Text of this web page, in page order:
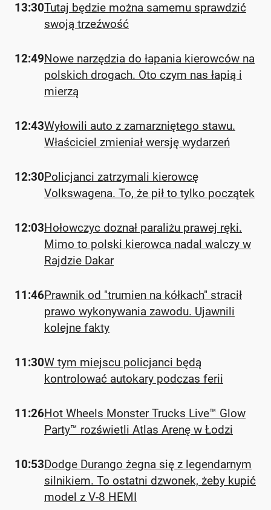
13:30Tutaj będzie można samemu sprawdzić
swoją trzeźwość
12:49Nowe narzędzia do łapania kierowców na
polskich drogach. Oto czym nas łapią i
mierzą
12:43Wyłowili auto z zamarzniętego stawu.
Właściciel zmieniał wersję wydarzeń
12:30Policjanci zatrzymali kierowcę
Volkswagena. To, że pił to tylko początek
12:03Hołowczyc doznał paraliżu prawej ręki.
Mimo to polski kierowca nadal walczy w
Rajdzie Dakar
11:46Prawnik od "trumien na kółkach" stracił
prawo wykonywania zawodu. Ujawnili
kolejne fakty
11:30W tym miejscu policjanci będą
kontrolować autokary podczas ferii
11:26Hot Wheels Monster Trucks Live™ Glow
Party™ rozświetli Atlas Arenę w Łodzi
10:53Dodge Durango żegna się z legendarnym
silnikiem. To ostatni dzwonek, żeby kupić
model z V-8 HEMI